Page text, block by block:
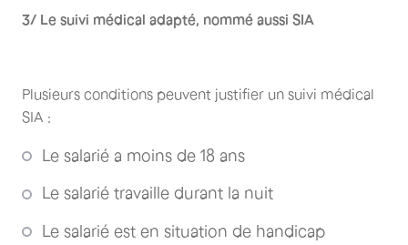
3/ Le suivi médical adapté, nommé aussi SIA
Plusieurs conditions peuvent justifier un suivi médical
SIA :
Le salarié a moins de 18 ans
Le salarié travaille durant la nuit
Le salarié est en situation de handicap